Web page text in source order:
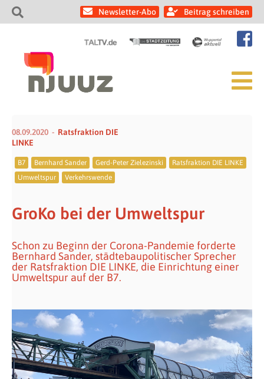
Newsletter-Abo Beitrag schreiben
08.09.2020
Ratsfraktion DIE
LINKE
B7 Bernhard Sander Gerd-Peter Zielezinski
Ratsfraktion DIE LINKE
Umweltspur
Verkehrswende
GroKo bei der Umweltspur
Schon zu Beginn der Corona-Pandemie forderte
Bernhard Sander, städtebaupolitischer Sprecher
der Ratsfraktion DIE LINKE, die Einrichtung einer
Umweltspur auf der B7.